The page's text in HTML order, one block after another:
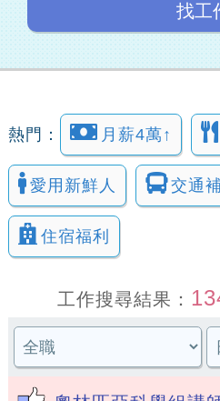
找工
熱門： 月薪4萬↑
愛用新鮮人 交通
住宿福利
工作搜尋結果：